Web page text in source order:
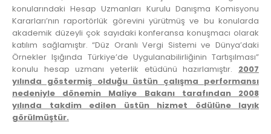
konularındaki Hesap Uzmanları Kurulu Danışma Komisyonu
Kararları’nın raportörlük görevini yürütmüş ve bu konularda
akademik düzeyli çok sayıdaki konferansa konuşmacı olarak
katılım sağlamıştır. “Düz Oranlı Vergi Sistemi ve Dünya’daki
Örnekler Işığında Türkiye’de Uygulanabilirliğinin Tartışılması”
konulu hesap uzmanı yeterlik etüdünü hazırlamıştır. 2007
yılında göstermiş olduğu üstün çalışma performansı
nedeniyle dönemin Maliye Bakanı tarafından 2008
yılında takdim edilen üstün hizmet ödülüne layık
görülmüştür.